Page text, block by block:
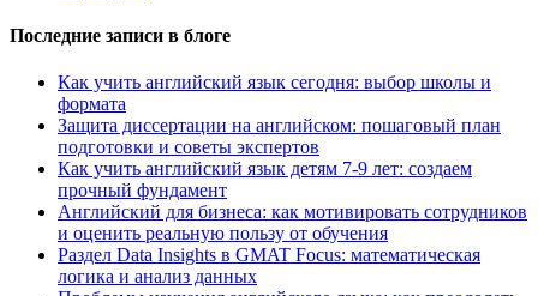
Последние записи в блоге
Как учить английский язык сегодня: выбор школы и
формата
Защита диссертации на английском: пошаговый план
подготовки и советы экспертов
Как учить английский язык детям 7-9 лет: создаем
прочный фундамент
Английский для бизнеса: как мотивировать сотрудников
и оценить реальную пользу от обучения
Раздел Data Insights в GMAT Focus: математическая
логика и анализ данных